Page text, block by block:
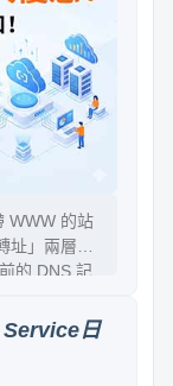
WWW 的站
址」兩層同
的 DNS 記
敗原因、
定可控。
日